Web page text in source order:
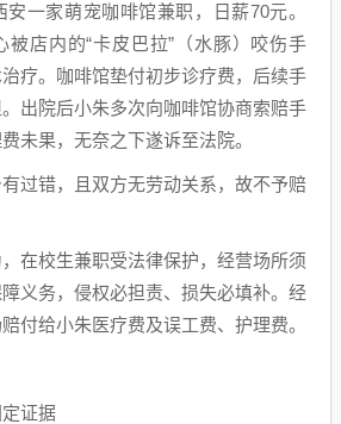
一家萌宠咖啡馆兼职，日薪70元。
被店内的“卡皮巴拉”（水豚）咬伤手
疗。咖啡馆垫付初步诊疗费，后续手
出院后小朱多次向咖啡馆协商索赔手
未果，无奈之下遂诉至法院。
过错，且双方无劳动关系，故不予赔
在校生兼职受法律保护，经营场所须
义务，侵权必担责、损失必填补。经
付给小朱医疗费及误工费、护理费。
证据